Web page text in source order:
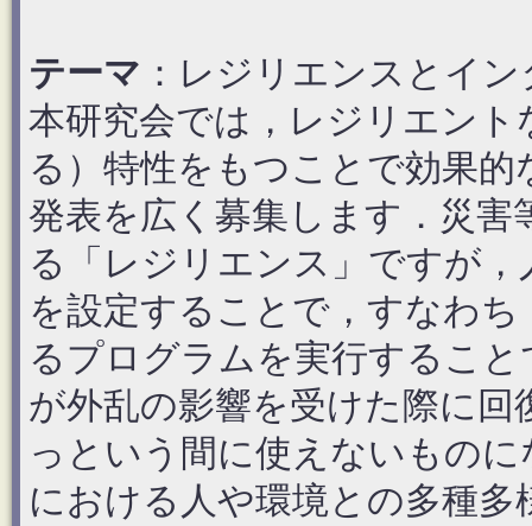
テーマ ：レジリエンスとイ
本研究会では，レジリエン
る）特性をもつことで効果
発表を広く募集します．災
る「レジリエンス」ですが
を設定することで，すなわ
るプログラムを実行するこ
が外乱の影響を受けた際に
っという間に使えないもの
における人や環境との多種